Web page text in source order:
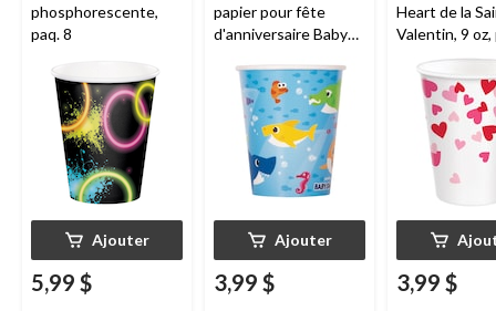
phosphorescente,
paq. 8
Ajouter
5,99 $
papier pour fête
d'anniversaire Baby
oz, paq. 8
Ajouter
3,99 $
Heart de la
Valentin, 9 oz,
3,99 $